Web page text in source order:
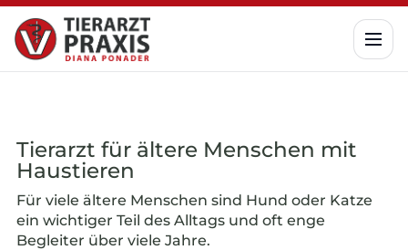
Tierarzt für ältere Menschen mit
Haustieren
Für viele ältere Menschen sind Hund oder Katze
ein wichtiger Teil des Alltags und oft enge
Begleiter über viele Jahre.